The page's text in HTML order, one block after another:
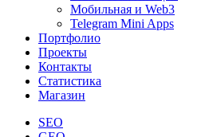
Мобильная и Web3
Telegram Mini Apps
Портфолио
Проекты
Контакты
Статистика
Магазин
SEO